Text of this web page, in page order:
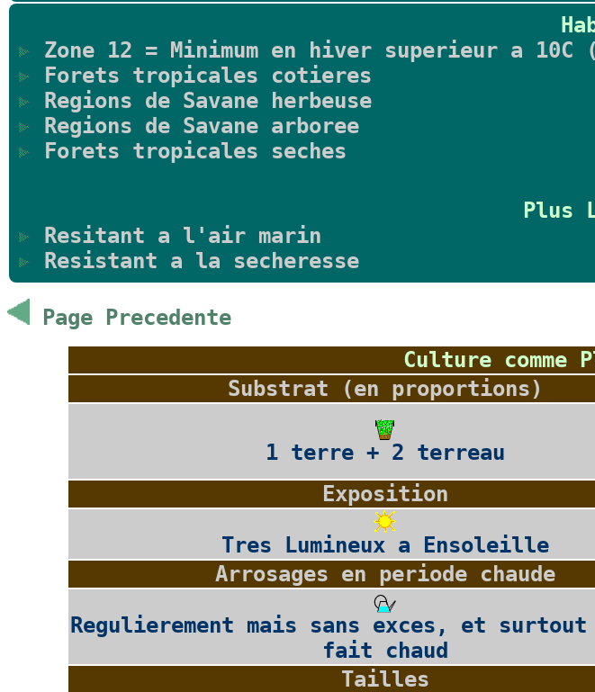
Zone 12 = Minimum en hiver superieur a 10C
Forets tropicales cotieres
Regions de Savane herbeuse
Regions de Savane arboree
Forets tropicales seches
Plus
Resitant a l'air marin
Resistant a la secheresse
Page Precedente
Culture
Substrat (en proportions)
1 terre + 2 terreau
Exposition
Tres Lumineux a Ensoleille
Arrosages en periode chaude
Regulierement mais sans exces, et
fait chaud
Tailles